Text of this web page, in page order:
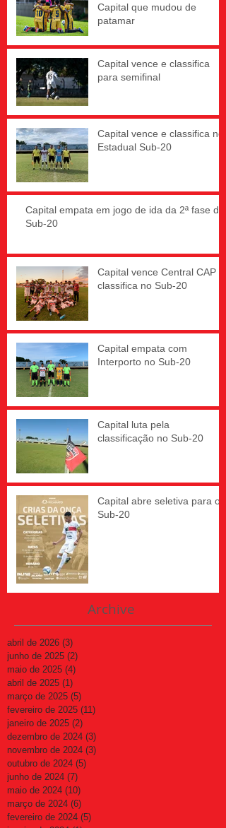
Capital que mudou de
patamar
Capital vence e classifica
para semifinal
Capital vence e classifica no
Estadual Sub-20
Capital empata em jogo de ida da 2ª fase do
Sub-20
Capital vence Central CAP e
classifica no Sub-20
Capital empata com
Interporto no Sub-20
Capital luta pela
classificação no Sub-20
Capital abre seletiva para o
Sub-20
Archive
abril de 2026 (3)
junho de 2025 (2)
maio de 2025 (4)
abril de 2025 (1)
março de 2025 (5)
fevereiro de 2025 (11)
janeiro de 2025 (2)
dezembro de 2024 (3)
novembro de 2024 (3)
outubro de 2024 (5)
junho de 2024 (7)
maio de 2024 (10)
março de 2024 (6)
fevereiro de 2024 (5)